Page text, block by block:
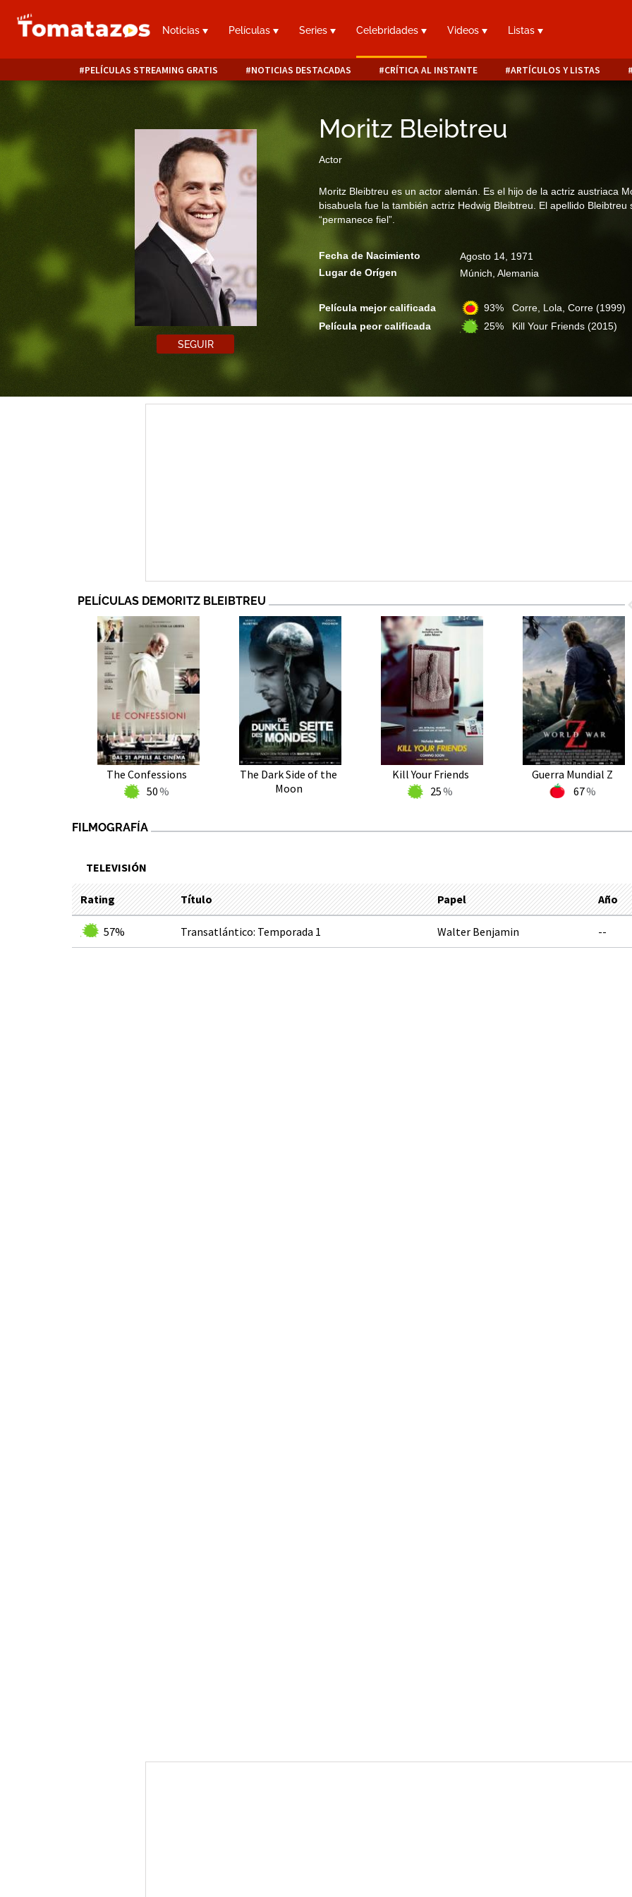
Noticias Películas Series Celebridades Videos Listas
PELÍCULAS STREAMING GRATIS NOTICIAS DESTACADAS CRÍTICA AL INSTANTE ARTÍCULOS Y LISTAS
SEGUIR
Moritz Bleibtreu
Actor
Moritz Bleibtreu es un actor alemán. Es el hijo de la actriz austriaca
bisabuela fue la también actriz Hedwig Bleibtreu. El apellido
“permanece fiel”.
Fecha de Nacimiento
Agosto 14, 1971
Lugar de Orígen
Múnich, Alemania
Película mejor calificada 93% Corre, Lola, Corre (1999)
Película peor calificada
25% Kill Your Friends (2015)
PELÍCULAS DEMORITZ BLEIBTREU
The Confessions
50
The Dark Side of the
Moon
Kill Your Friends
25
Guerra Mundial Z
67
FILMOGRAFÍA
TELEVISIÓN
Rating Título Papel Año
57% Transatlántico: Temporada 1 Walter Benjamin --